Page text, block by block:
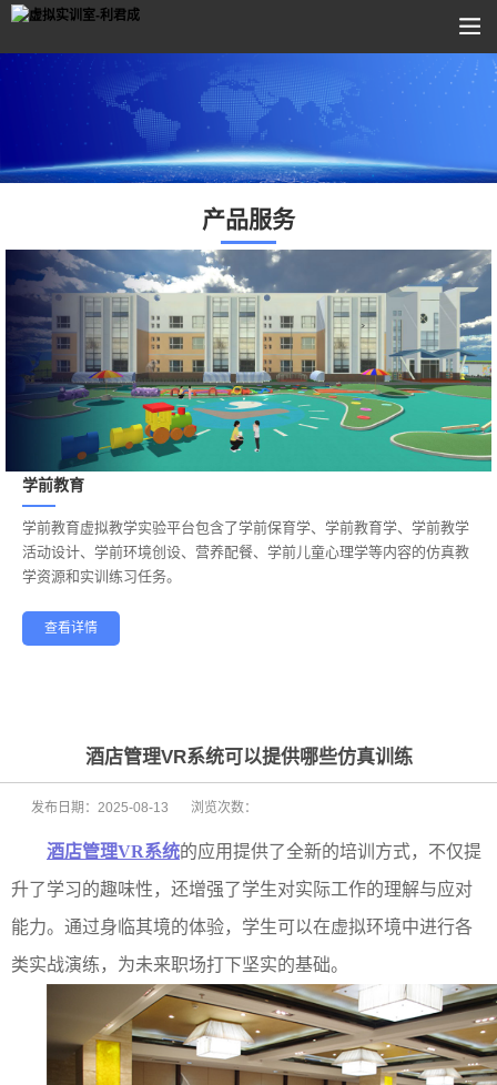
产品服务
学前教育
——
学前教育虚拟教学实验平台包含了学前保育学、学前教育学、学前教学
活动设计、学前环境创设、营养配餐、学前儿童心理学等内容的仿真教
学资源和实训练习任务。
查看详情
健康养老
酒店管理VR系统可以提供哪些仿真训练
发布日期： 2025-08-13 浏览次数：
酒店管理VR系统的应用提供了全新的培训方式，不仅提
升了学习的趣味性，还增强了学生对实际工作的理解与应对
能力。通过身临其境的体验，学生可以在虚拟环境中进行各
类实战演练，为未来职场打下坚实的基础。